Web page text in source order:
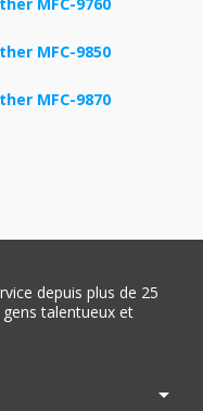
MFC-9850
MFC-9870
depuis plus de 25
talentueux et
arrow_drop_down